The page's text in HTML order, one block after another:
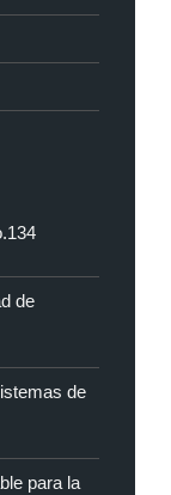
de
de
para la